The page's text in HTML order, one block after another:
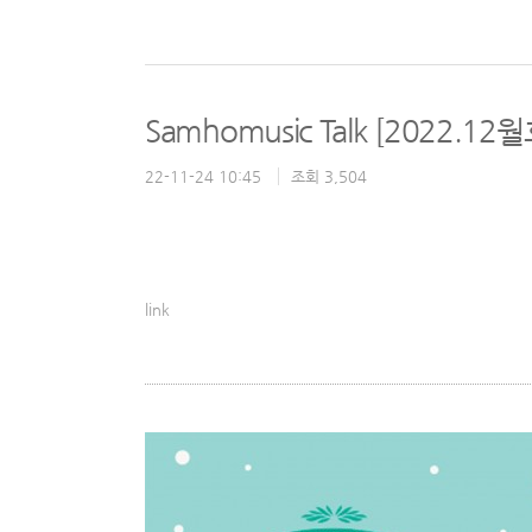
Samhomusic Talk [2022.12월
22-11-24 10:45 조회 3,504
link